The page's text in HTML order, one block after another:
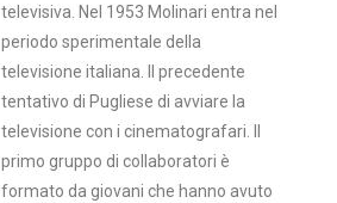
televisiva. Nel 1953 Molinari entra nel
periodo sperimentale della
televisione italiana. Il precedente
tentativo di Pugliese di avviare la
televisione con i cinematografari. Il
primo gruppo di collaboratori è
formato da giovani che hanno avuto